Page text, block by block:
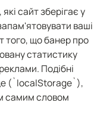
сайт зберігає у
ваші
того, що банер про
статистику
Подібні
(`localStorage`),
самим словом